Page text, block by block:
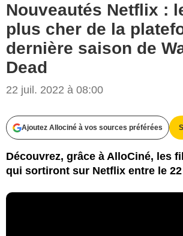
Nouveautés Netflix :
plus cher de la
dernière saison de
Dead
22 juil. 2022 à 08:00
Ajoutez Allociné à vos sources préférées
Découvrez, grâce à AlloCiné, les
qui sortiront sur Netflix entre le